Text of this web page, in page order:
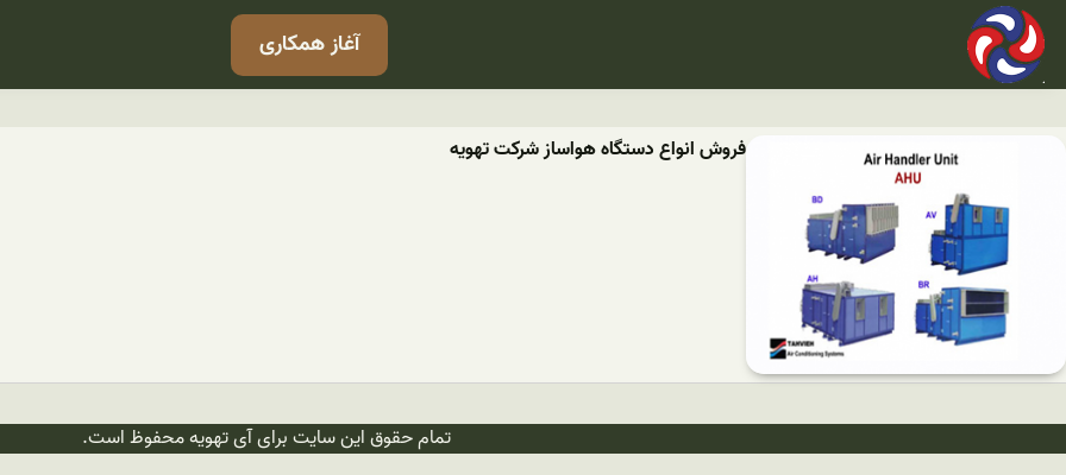
آغاز همکاری
فروش انواع دستگاه هواساز شرکت تهویه
تمام حقوق این سایت برای آی تهویه محفوظ است.